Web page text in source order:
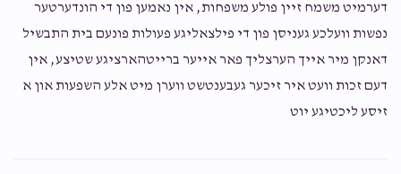
דערמיט משמח זיין פולע משפחות, אין נאמען פון די הונדערטער
נפשות וועלכע געניסן פון די פילצאליגע פעולות פונעם בית התבשיל
דאנקן מיר אייך הערצליך פאר אייער ברייטהארציגע שטיצע, אין
דעם זכות וועט איר זיכער געבענטשט ווערן מיט אלע השפעות און א
זיסע ליכטיגע יוט